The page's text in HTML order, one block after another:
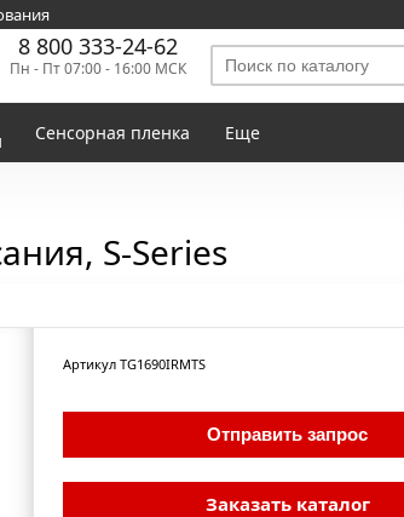
8 800 333-24-62
Пн - Пт 07:00 - 16:00 МСК
Сенсорная пленка Еще
S-Series
Артикул TG1690IRMTS
Отправить запрос
Заказать каталог